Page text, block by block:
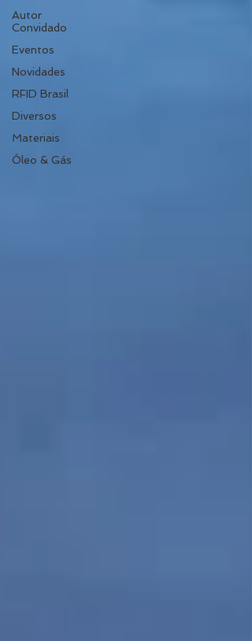
Autor
Convidado
Eventos
Novidades
RFID Brasil
Diversos
Materiais
Óleo & Gás